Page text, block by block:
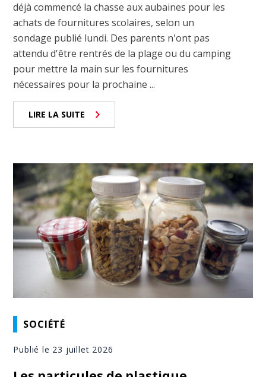
déjà commencé la chasse aux aubaines pour les
achats de fournitures scolaires, selon un
sondage publié lundi. Des parents n'ont pas
attendu d'être rentrés de la plage ou du camping
pour mettre la main sur les fournitures
nécessaires pour la prochaine ...
LIRE LA SUITE
SOCIÉTÉ
Publié le 23 juillet 2026